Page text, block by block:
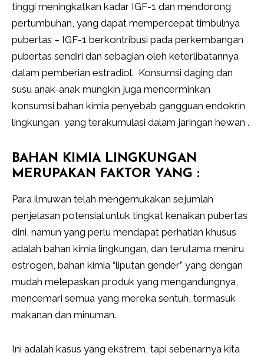
tinggi meningkatkan kadar IGF-1 dan mendorong
pertumbuhan, yang dapat mempercepat timbulnya
pubertas – IGF-1 berkontribusi pada perkembangan
pubertas sendiri dan sebagian oleh keterlibatannya
dalam pemberian estradiol. Konsumsi daging dan
susu anak-anak mungkin juga mencerminkan
konsumsi bahan kimia penyebab gangguan endokrin
lingkungan yang terakumulasi dalam jaringan hewan .
BAHAN KIMIA LINGKUNGAN
MERUPAKAN FAKTOR YANG :
Para ilmuwan telah mengemukakan sejumlah
penjelasan potensial untuk tingkat kenaikan pubertas
dini, namun yang perlu mendapat perhatian khusus
adalah bahan kimia lingkungan, dan terutama meniru
estrogen, bahan kimia “liputan gender” yang dengan
mudah melepaskan produk yang mengandungnya,
mencemari semua yang mereka sentuh, termasuk
makanan dan minuman.
Ini adalah kasus yang ekstrem, tapi sebenarnya kita